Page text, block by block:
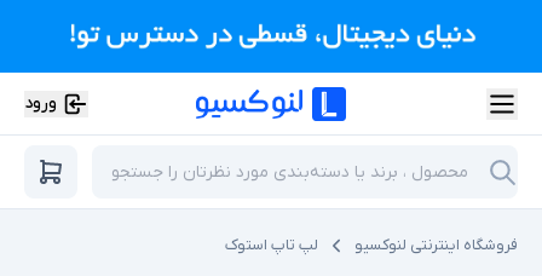
ورود
فروشگاه اینترنتی لنوکسیو لپ تاپ استوک